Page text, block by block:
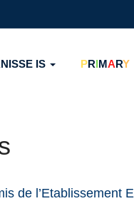
IS PRIMARY
de l’Etablissement